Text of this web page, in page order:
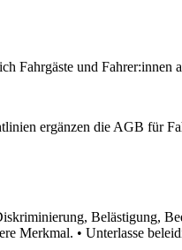
Fahrgäste und Fahrer:innen
ergänzen die AGB für
Merkmal. • Unterlasse